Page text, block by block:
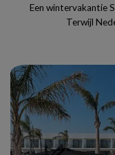
Een wintervakantie
Terwijl